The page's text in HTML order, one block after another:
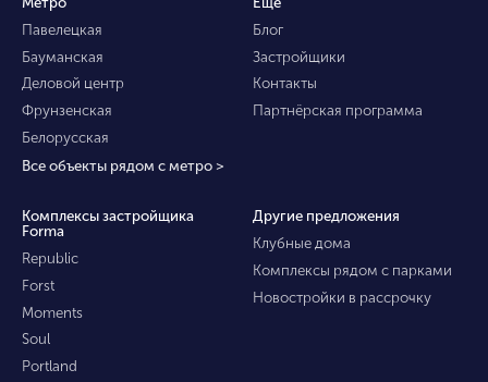
Павелецкая
Бауманская
Деловой центр
Фрунзенская
Белорусская
Все объекты рядом с метро >
Блог
Застройщики
Контакты
Партнёрская программа
Комплексы застройщика
Forma
Republic
Forst
Moments
Soul
Portland
Другие предложения
Клубные дома
Комплексы рядом с парками
Новостройки в рассрочку